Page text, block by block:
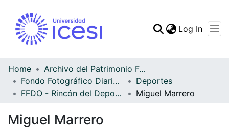
Statistics
Log In
Home
Archivo del Patrimonio Fotográfico y Fílmico del Valle del Cauca
Fondo Fotográfico Diario Occidente
Deportes
FFDO - Rincón del Deportivo Cali - Patrimonial
Miguel Marrero
Miguel Marrero